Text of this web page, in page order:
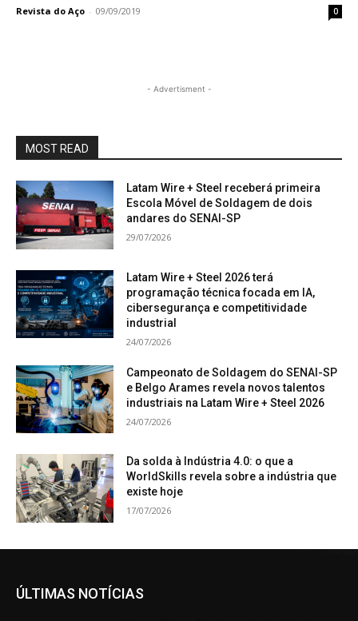
Revista do Aço - 09/09/2019 0
- Advertisment -
MOST READ
Latam Wire + Steel receberá primeira
Escola Móvel de Soldagem de dois
andares do SENAI-SP
29/07/2026
Latam Wire + Steel 2026 terá
programação técnica focada em IA,
cibersegurança e competitividade
industrial
24/07/2026
Campeonato de Soldagem do SENAI-SP
e Belgo Arames revela novos talentos
industriais na Latam Wire + Steel 2026
24/07/2026
Da solda à Indústria 4.0: o que a
WorldSkills revela sobre a indústria que
existe hoje
17/07/2026
ÚLTIMAS NOTÍCIAS